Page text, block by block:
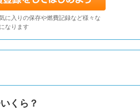
に入りの保存や燃費記録など様々な
なります
くら？